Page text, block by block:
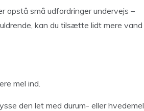
opstå små udfordringer undervejs –
kan du tilsætte lidt mere vand
mel ind.
den let med durum- eller hvedemel